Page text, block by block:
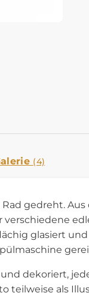
(4)
gedreht.
glasiert
dekoriert,
teilweise als